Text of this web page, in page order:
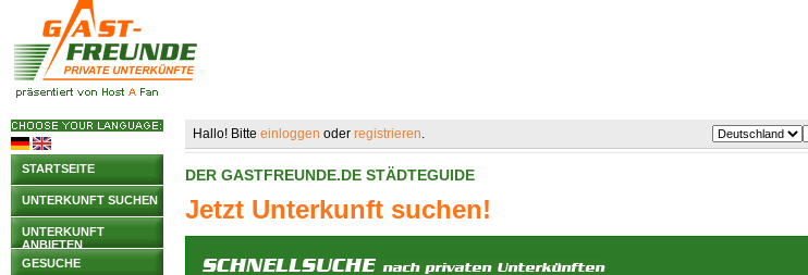
STARTSEITE
UNTERKUNFT SUCHEN
UNTERKUNFT
ANBIETEN
GESUCHE
Hallo! Bitte einloggen oder registrieren.
DER GASTFREUNDE.DE STÄDTEGUIDE
Jetzt Unterkunft suchen!